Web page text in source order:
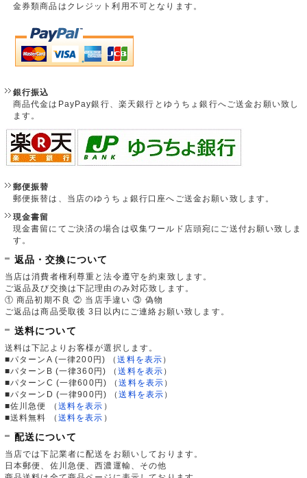
金券類商品はクレジット利用不可となります。
銀行振込
商品代金はPayPay銀行、楽天銀行とゆうちょ銀行へご送金お願い致し
ます。
郵便振替
郵便振替は、当店のゆうちょ銀行口座へご送金お願い致します。
現金書留
現金書留にてご決済の場合は収集ワールド店頭宛にご送付お願い致しま
す。
返品・交換について
当店は消費者権利尊重と法令遵守を約束致します。
ご返品及び交換は下記理由のみ対応致します。
① 商品初期不良 ② 当店手違い ③ 偽物
ご返品は商品受取後 3日以内にご連絡お願い致します。
送料について
送料は下記よりお客様が選択します。
■パターンA (一律200円)
（送料を表示 ）
■パターンB (一律360円)
（送料を表示 ）
■パターンC (一律600円)
（送料を表示 ）
■パターンD (一律900円)
（送料を表示 ）
■佐川急便
（ 送料を表示 ）
■送料無料
（ 送料を表示 ）
配送について
当店では下記業者に配送をお願いしております。
日本郵便、佐川急便、西濃運輸、その他